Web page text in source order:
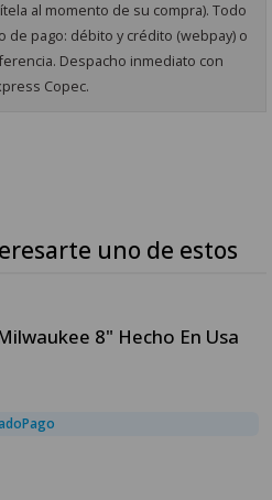
al momento de su compra). Todo
de pago: débito y crédito (webpay) o
Despacho inmediato con
Copec.
uno de estos
8" Hecho En Usa